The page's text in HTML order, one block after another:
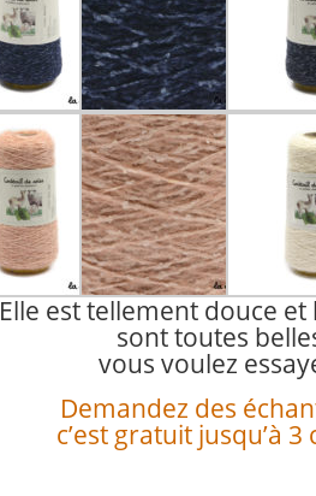
Elle est tellement douce et
sont toutes
vous voulez
Demandez des
c’est gratuit jusqu’à 3